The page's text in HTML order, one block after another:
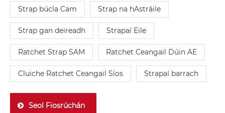
Strap búcla Cam Strap na hAstráile
Strap gan deireadh Strapaí Eile
Ratchet Strap SAM Ratchet Ceangail Dúin AE
Cluiche Ratchet Ceangail Síos Strapaí barrach
Seol Fiosrúchán